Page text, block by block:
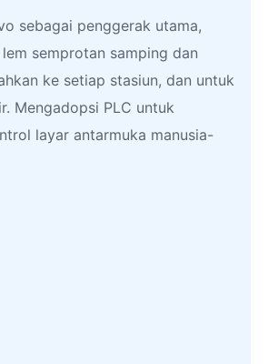
sebagai penggerak utama,
semprotan samping dan
ke setiap stasiun, dan untuk
Mengadopsi PLC untuk
layar antarmuka manusia-